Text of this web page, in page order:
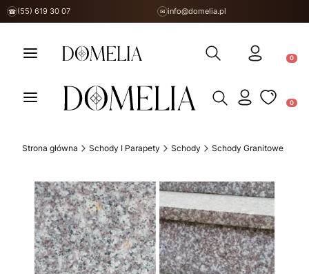
☎ (55) 619 30 07 ✉ info@domelia.pl
Otwórz wyszukiwarkę
Otwórz wyszukiwarkę
Strona główna Schody I Parapety Schody Schody Granitowe